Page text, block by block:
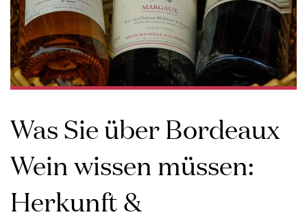
Was Sie über Bordeaux
Wein wissen müssen:
Herkunft &